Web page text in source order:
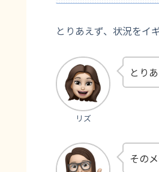
とりあえず、状況をイ
リズ
とり
その